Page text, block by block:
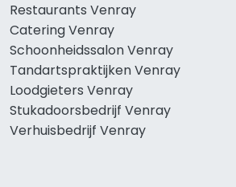
Restaurants Venray
Catering Venray
Schoonheidssalon Venray
Tandartspraktijken Venray
Loodgieters Venray
Stukadoorsbedrijf Venray
Verhuisbedrijf Venray